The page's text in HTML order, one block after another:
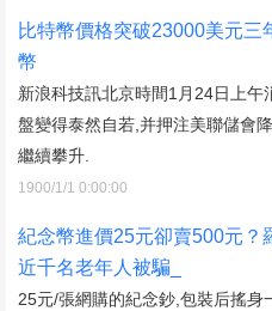
比特幣價格突破23000美元三
幣
新浪科技訊北京時間1月24日上午
盤變得泰然自若,并押注美聯儲會
繼續攀升.
1900/1/1 0:00:00
紀念幣進價25元卻賣500元？
近千名老年人被騙_
25元/張網購的紀念鈔,包裝后搖